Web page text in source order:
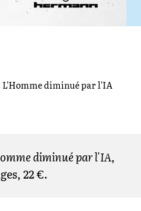
L'Homme diminué par l'IA
diminué par l'IA,
22 €.